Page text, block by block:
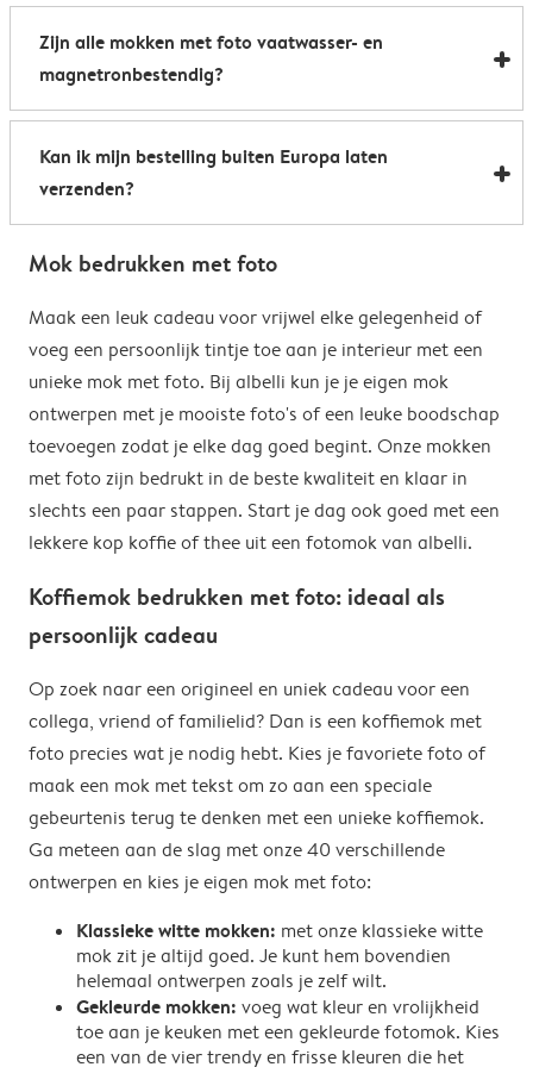
de kantine op het werk te voorzien van stijlvolle
koffiemokken met foto.
Al onze foto mokken hebben de afmetingen 8,2 x 9,5
cm. De inhoud bedraagt 285 ml.
Zijn alle mokken met foto vaatwasser- en
magnetronbestendig?
Bijna allemaal. Onze gepersonaliseerde foto mokken
kunnen zowel in de vaatwasser als in de magnetron.
Heel handig: je kunt er dus uit drinken, je drank
opwarmen en je fotomok na de afwas opnieuw
gebruiken. De enige uitzondering hierop zijn onze
de hand af te wassen om het magische
verrassingseffect zo goed mogelijk te behouden.
Kan ik mijn bestelling buiten Europa laten
verzenden?
afhankelijk van je afleveradres en worden deze tijdens
de verzendkosten voor bestellingen buiten de EU geen
eventuele bijkomende kosten van het land omvatten,
zoals invoerrechten, invoer-btw en douanekosten. Wij
zijn niet verantwoordelijk voor deze kosten. Je kunt
contact opnemen met je lokale douane-autoriteiten
om te zien of er extra kosten moeten worden betaald
voor je bestelling.
Mok bedrukken met foto
Maak een leuk cadeau voor vrijwel elke gelegenheid of
voeg een persoonlijk tintje toe aan je interieur met een
unieke mok met foto. Bij albelli kun je je eigen mok
ontwerpen met je mooiste foto's of een leuke boodschap
toevoegen zodat je elke dag goed begint. Onze mokken
met foto zijn bedrukt in de beste kwaliteit en klaar in
slechts een paar stappen. Start je dag ook goed met een
lekkere kop koffie of thee uit een fotomok van albelli.
Koffiemok bedrukken met foto: ideaal als
persoonlijk cadeau
Op zoek naar een origineel en uniek cadeau voor een
collega, vriend of familielid? Dan is een koffiemok met
foto precies wat je nodig hebt. Kies je favoriete foto of
maak een mok met tekst om zo aan een speciale
gebeurtenis terug te denken met een unieke koffiemok.
Ga meteen aan de slag met onze 40 verschillende
ontwerpen en kies je eigen mok met foto:
Klassieke witte mokken: met onze klassieke witte
mok zit je altijd goed. Je kunt hem bovendien
helemaal ontwerpen zoals je zelf wilt.
Gekleurde mokken: voeg wat kleur en vrolijkheid
toe aan je keuken met een gekleurde fotomok. Kies
een van de vier trendy en frisse kleuren die het